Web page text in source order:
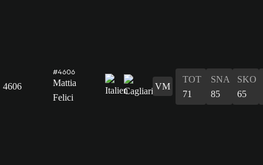
4606
#4606
Mattia
Felici
VM
TOT
71
SNA
85
SKO
65